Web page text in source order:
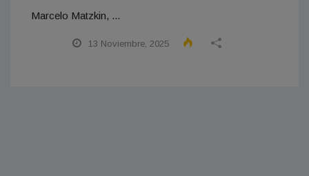
Marcelo Matzkin, ...
13 Noviembre, 2025